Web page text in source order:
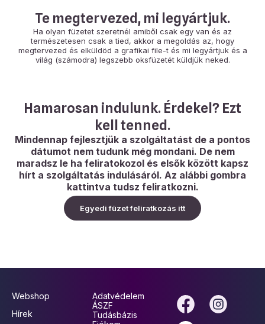
Te megtervezed, mi legyártjuk.
Ha olyan füzetet szeretnél amiből csak egy van és az
természetesen csak a tied, akkor a megoldás az, hogy
megtervezed és elküldöd a grafikai file-t és mi legyártjuk és a
világ (számodra) legszebb oksfüzetét küldjük neked.
Hamarosan indulunk. Érdekel? Ezt
kell tenned.
Mindennap fejlesztjük a szolgáltatást de a pontos
dátumot nem tudunk még mondani. De nem
maradsz le ha feliratokozol és elsők között kapsz
hírt a szolgáltatás indulásáról. Az alábbi gombra
kattintva tudsz feliratkozni.
Egyedi füzet feliratkozás itt
Webshop
Hírek
Adatvédelem
ÁSZF
Tudásbázis